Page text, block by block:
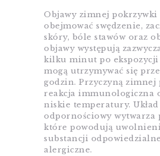
Objawy zimnej pokrzywki
obejmować swędzenie,
skóry, bóle stawów oraz
objawy występują
kilku minut po
mogą utrzymywać się
godzin. Przyczyną zimnej
reakcja immunologiczna
niskie temperatury. Układ
odpornościowy wytwarza
które powodują
substancji
alergiczne.